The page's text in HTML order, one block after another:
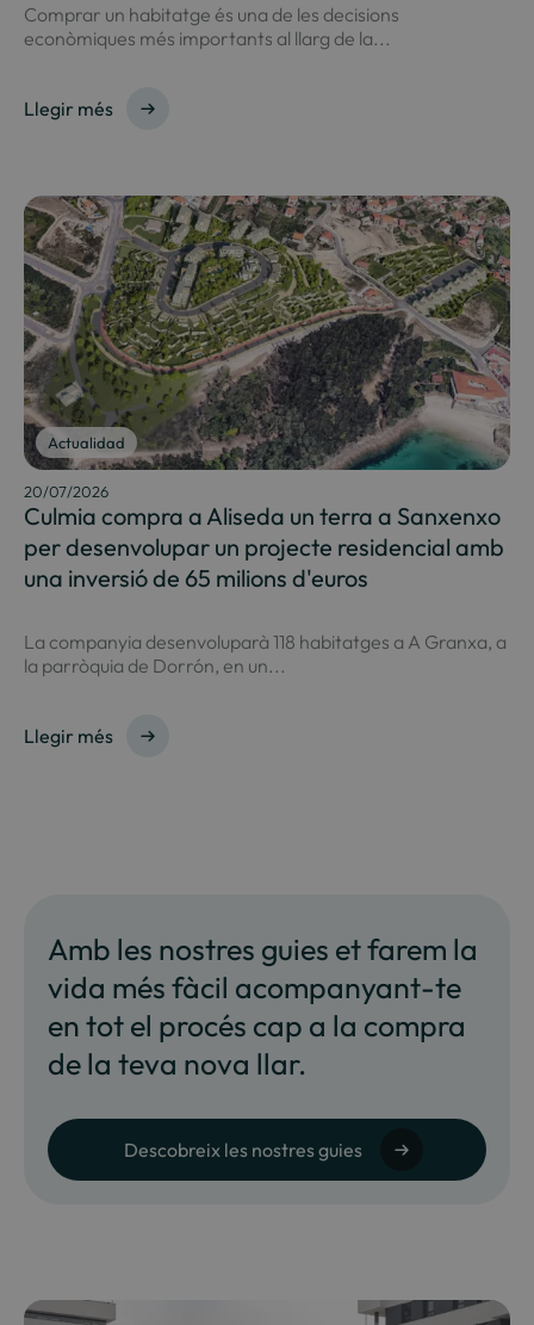
Comprar un habitatge és una de les decisions
econòmiques més importants al llarg de la...
Llegir més
Actualidad
20/07/2026
Culmia compra a Aliseda un terra a Sanxenxo
per desenvolupar un projecte residencial amb
una inversió de 65 milions d'euros
La companyia desenvoluparà 118 habitatges a A Granxa, a
la parròquia de Dorrón, en un...
Llegir més
Amb les nostres guies et farem la
vida més fàcil acompanyant-te
en tot el procés cap a la compra
de la teva nova llar.
Descobreix les nostres guies